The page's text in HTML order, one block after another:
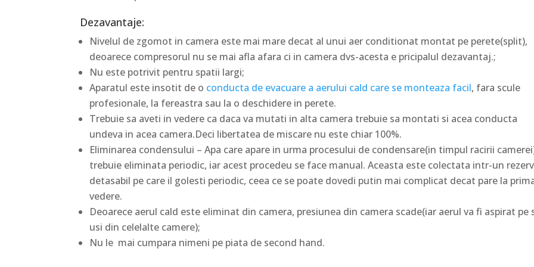
Dezavantaje:
Nivelul de zgomot in camera este mai mare decat al unui aer conditionat montat pe perete(split),
deoarece compresorul nu se mai afla afara ci in camera dvs-acesta e pricipalul dezavantaj.;
Nu este potrivit pentru spatii largi;
Aparatul este insotit de o conducta de evacuare a aerului cald care se monteaza facil, fara scule
profesionale, la fereastra sau la o deschidere in perete.
Trebuie sa aveti in vedere ca daca va mutati in alta camera trebuie sa montati si acea conducta
undeva in acea camera.Deci libertatea de miscare nu este chiar 100%.
Eliminarea condensului – Apa care apare in urma procesului de condensare(in timpul racirii
trebuie eliminata periodic, iar acest procedeu se face manual. Aceasta este colectata intr-un
detasabil pe care il golesti periodic, ceea ce se poate dovedi putin mai complicat decat pare la
vedere.
Deoarece aerul cald este eliminat din camera, presiunea din camera scade(iar aerul va fi aspirat pe
usi din celelalte camere);
Nu le mai cumpara nimeni pe piata de second hand.